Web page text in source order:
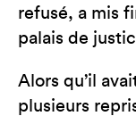
refusé, a mis
palais de
Alors qu’il
plusieurs